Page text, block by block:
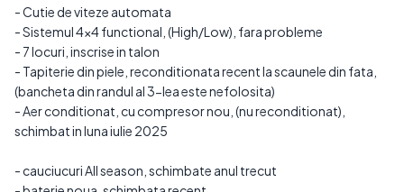
- Cutie de viteze automata
- Sistemul 4x4 functional, (High/Low), fara probleme
- 7 locuri, inscrise in talon
- Tapiterie din piele, reconditionata recent la scaunele din fata,
(bancheta din randul al 3-lea este nefolosita)
- Aer conditionat, cu compresor nou, (nu reconditionat),
schimbat in luna iulie 2025
- cauciucuri All season, schimbate anul trecut